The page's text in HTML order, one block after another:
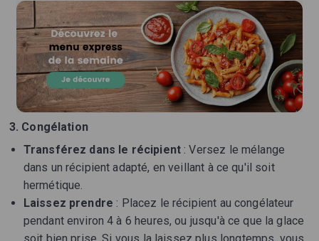
3. Congélation
Transférez dans le récipient : Versez le mélange
dans un récipient adapté, en veillant à ce qu'il soit
hermétique.
Laissez prendre : Placez le récipient au congélateur
pendant environ 4 à 6 heures, ou jusqu'à ce que la glace